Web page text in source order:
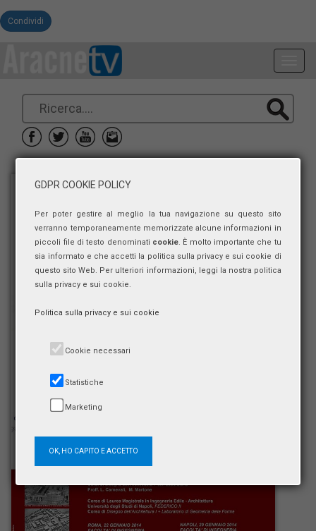
Condividi
GDPR COOKIE POLICY
Per poter gestire al meglio la tua navigazione su questo sito
verranno temporaneamente memorizzate alcune informazioni in
piccoli file di testo denominati cookie. È molto importante che tu
sia informato e che accetti la politica sulla privacy e sui cookie di
questo sito Web. Per ulteriori informazioni, leggi la nostra politica
sulla privacy e sui cookie.
Politica sulla privacy e sui cookie
Cookie necessari
Statistiche
Marketing
OK, HO CAPITO E ACCETTO